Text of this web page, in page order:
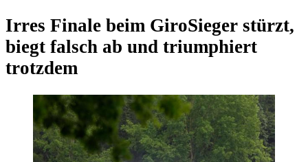
Irres Finale beim GiroSieger stürzt,
biegt falsch ab und triumphiert
trotzdem